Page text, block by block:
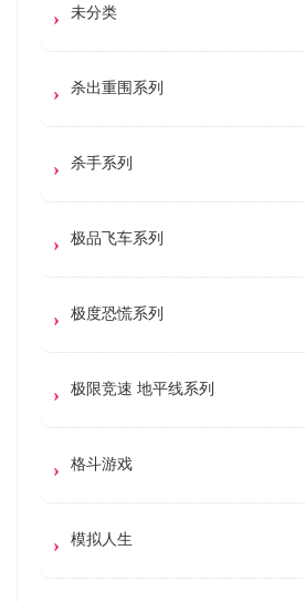
未分类
杀出重围系列
杀手系列
极品飞车系列
极度恐慌系列
极限竞速 地平线系列
格斗游戏
模拟人生